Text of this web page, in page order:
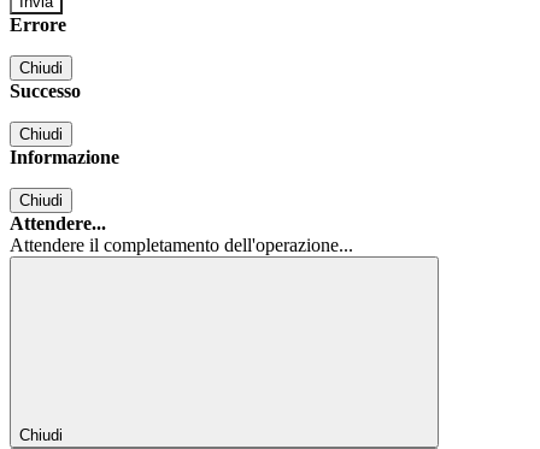
Errore
Chiudi
Successo
Chiudi
Informazione
Chiudi
Attendere...
Attendere il completamento dell'operazione...
Chiudi